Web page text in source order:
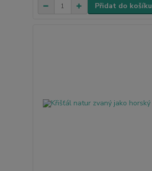
Přidat do košíku